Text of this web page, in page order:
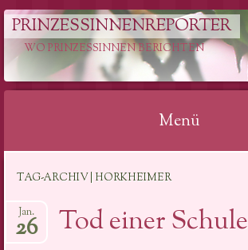
PRINZESSINNENREPORTER
WO PRINZESSINNEN BERICHTEN
Menü
Inhalt
TAG-ARCHIV | HORKHEIMER
Tod einer Schule
Jan.
26